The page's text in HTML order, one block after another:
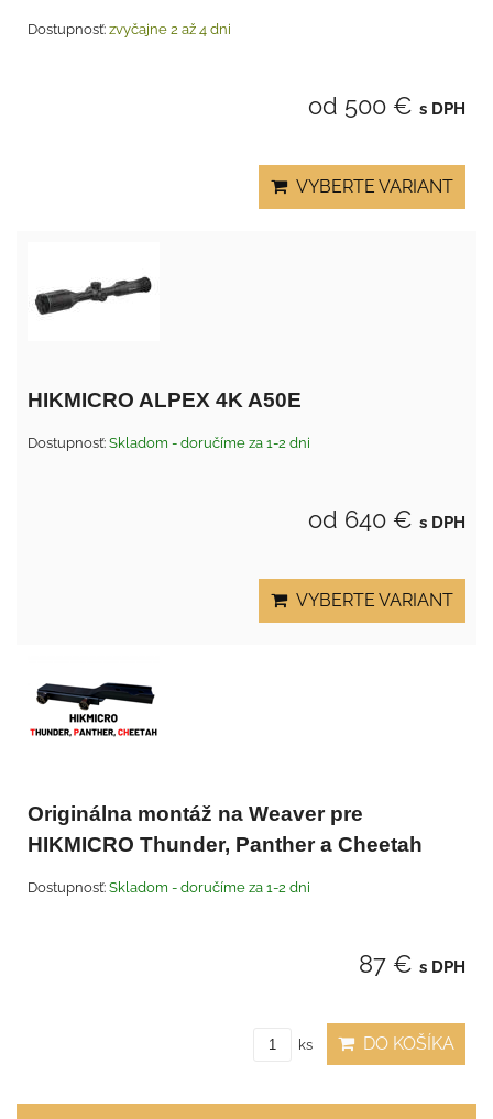
Dostupnosť: zvyčajne 2 až 4 dni
od 500 € s DPH
VYBERTE VARIANT
HIKMICRO ALPEX 4K A50E
Dostupnosť: Skladom - doručíme za 1-2 dni
od 640 € s DPH
VYBERTE VARIANT
Originálna montáž na Weaver pre
HIKMICRO Thunder, Panther a Cheetah
Dostupnosť: Skladom - doručíme za 1-2 dni
87 € s DPH
ks DO KOŠÍKA